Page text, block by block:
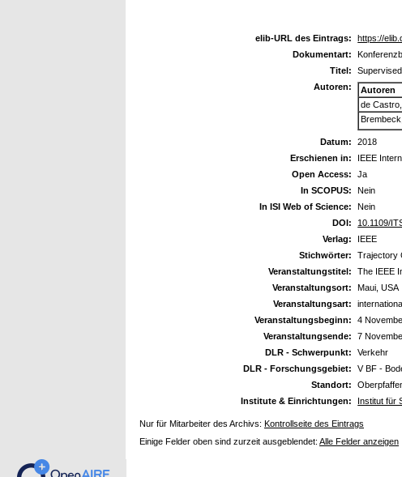
elib-URL des Eintrags:
https://
Dokumentart:
Titel:
Autoren:
Autoren
de
Datum:
2018
Erschienen in:
IEEE
Open Access:
Ja
In SCOPUS:
Nein
In ISI Web of Science:
Nein
DOI:
10.1109/
Verlag:
IEEE
Stichwörter:
Trajectory
Veranstaltungstitel:
The IEEE
Veranstaltungsort:
Maui, USA
Veranstaltungsart:
Veranstaltungsbeginn:
4
Veranstaltungsende:
7
DLR - Schwerpunkt:
Verkehr
DLR - Forschungsgebiet:
V BF -
Standort:
Institute & Einrichtungen:
Institut für
Nur für Mitarbeiter des Archivs: Kontrollseite des Eintrags
Einige Felder oben sind zurzeit ausgeblendet: Alle Felder anzeigen